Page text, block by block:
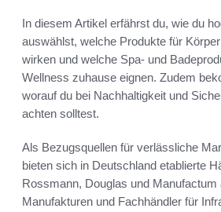
In diesem Artikel erfährst du, wie du
auswählst, welche Produkte für
wirken und welche Spa- und
Wellness zuhause eignen. Zudem
worauf du bei Nachhaltigkeit und
achten solltest.
Als Bezugsquellen für verlässliche
bieten sich in Deutschland etablierte
Rossmann, Douglas und Manufactum
Manufakturen und Fachhändler für